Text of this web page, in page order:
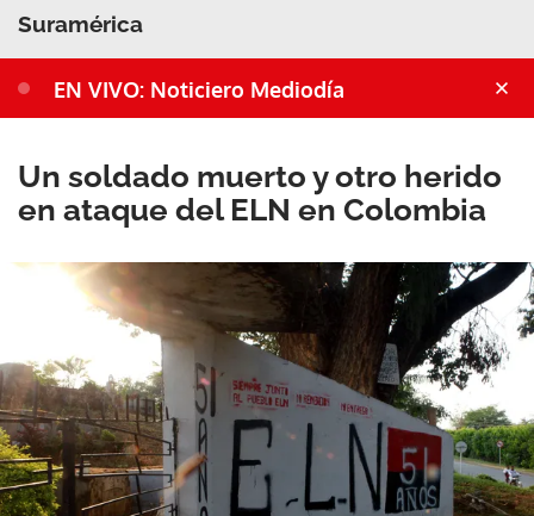
Suramérica
EN VIVO: Noticiero Mediodía
Un soldado muerto y otro herido
en ataque del ELN en Colombia